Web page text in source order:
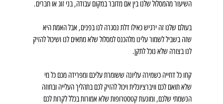
השיעור מהמסלול שלנו בין אם מדובר במקום עבודה, בני זוג או חברים.
בעולם שלנו זה ירגיש כאילו דלת נסגרה לנו בפנים, אבל האמת היא
שזה בשביל לשמור עלינו מלהכנס למסלול שלא מתאים לנו ושיכול להזיק
לנו בצורה שלא נוכל לתקן.
קחו כל דחייה כשמירה עליונה ששומרת עליכם ומפרידה מכם כל מי
שלא תואם לכם וויברציונלית ויכול להזיק לכם בתהליך העלייה ובחוזה
הנשמתי שלכם, ומונעת קטסטרופות שלא אמורות בכלל לקרות לכם